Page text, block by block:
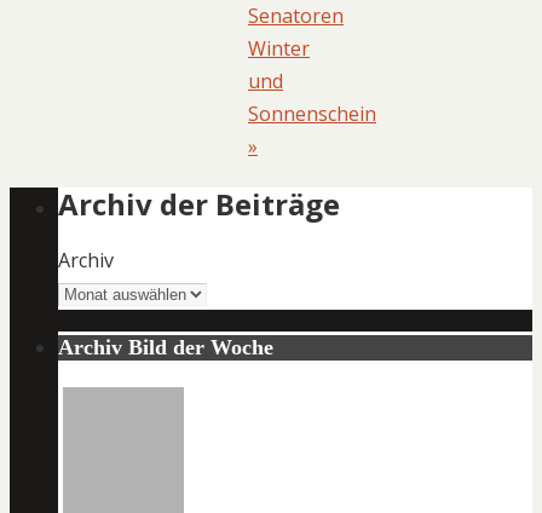
Senatoren
Winter
und
Sonnenschein
»
Archiv der Beiträge
Archiv
Archiv Bild der Woche